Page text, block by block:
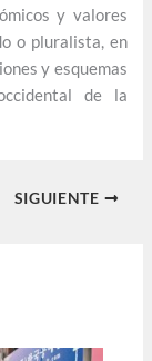
y valores
o pluralista, en
y esquemas
de la
SIGUIENTE